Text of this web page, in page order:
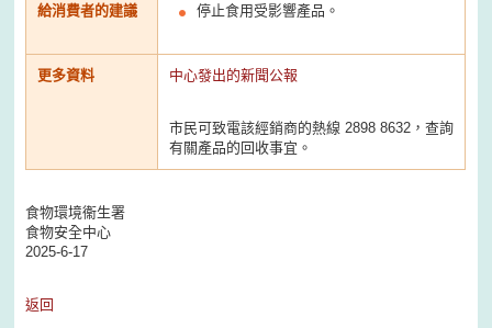
給消費者的建議 停止食用受影響產品。
更多資料 中心發出的新聞公報
市民可致電該經銷商的熱線 2898 8632，查詢
有關產品的回收事宜。
食物環境衞生署
食物安全中心
2025-6-17
返回